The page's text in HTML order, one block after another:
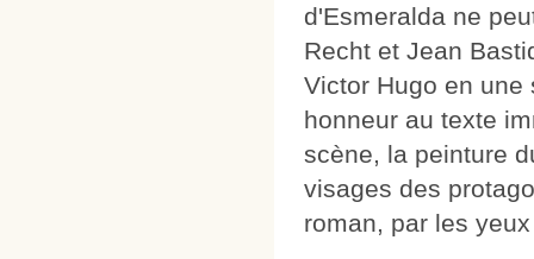
d'Esmeralda ne
Recht et Jean
Victor Hugo en une
honneur au texte
scène, la peinture
visages des
roman, par les